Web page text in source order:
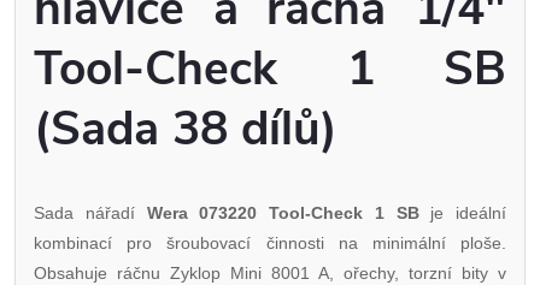
Tool-Check 1 SB
(Sada 38 dílů)
Sada nářadí Wera 073220 Tool-Check 1 SBje ideální
kombinací pro šroubovací činnosti na minimální ploše.
Obsahuje ráčnu Zyklop Mini 8001 A, ořechy, torzní bity v